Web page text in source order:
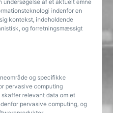
undersøgelse af et aktuelt emne
indenfor en
kontekst, indeholdende
og forretningsmæssigt
og specifikke
pervasive computing
relevant data om et
pervasive computing, og